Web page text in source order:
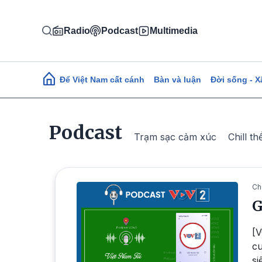
Radio Podcast Multimedia
Main navigation
Để Việt Nam cất cánh Bàn và luận Đời sống -
Podcast Trạm sạc cảm xúc Chill